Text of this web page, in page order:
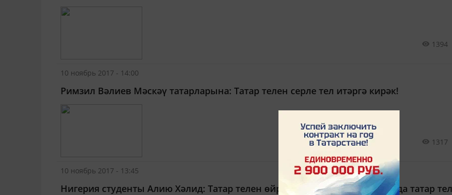
1394
10 ноябрь 2017 - 14:00
Римзил Вәлиев Мәскәү татарларына: Татар телен серле тел итәргә кирәк!
1317
10 ноябрь 2017 - 13:45
Нигерия студенты Алию Хәлид: Татар телен өйрәндем — миңа Татарстанда татар